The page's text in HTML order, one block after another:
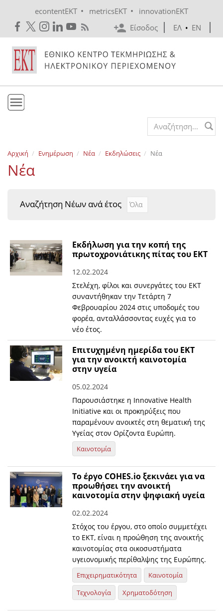
econtentEKT • metricsEKT •
innovationEKT
Είσοδος
ΕΛ • EN
Εκδόσεις
Ενημέρωση
Search form
Αρχική Ενημέρωση Νέα Εκδηλώσεις Νέα
Νέα
Αναζήτηση Νέων ανά έτος Αναζήτηση Νέων ανά
Year
Εκδήλωση για την κοπή της
πρωτοχρονιάτικης πίτας του ΕΚΤ
12.02.2024
Στελέχη, φίλοι και συνεργάτες του ΕΚΤ
συναντήθηκαν την Τετάρτη 7
Φεβρουαρίου 2024 στις υποδομές του
φορέα, ανταλλάσσοντας ευχές για το
νέο έτος.
Επιτυχημένη ημερίδα του ΕΚΤ
για την ανοικτή καινοτομία
στην υγεία
05.02.2024
Παρουσιάστηκε η Innovative Health
Initiative και οι προκηρύξεις που
παραμένουν ανοικτές στη θεματική της
Υγείας στον Ορίζοντα Ευρώπη.
Καινοτομία
Το έργο COHES.io ξεκινάει για να
προωθήσει την ανοικτή
καινοτομία στην ψηφιακή υγεία
02.02.2024
Στόχος του έργου, στο οποίο συμμετέχει
το ΕΚΤ, είναι η προώθηση της ανοικτής
καινοτομίας στα οικοσυστήματα
υγειονομικής περίθαλψης της Ευρώπης.
Επιχειρηματικότητα
Καινοτομία
Τεχνολογία
Χρηματοδότηση